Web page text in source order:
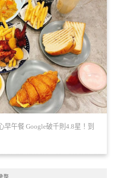
早午餐 Google破千則4.8星！到
整